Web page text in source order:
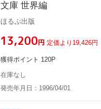
文庫 世界編
ほるぷ出版
¥13,200円 定価より19,426円
獲得ポイント 120P
在庫なし
発売年月日：1996/04/01